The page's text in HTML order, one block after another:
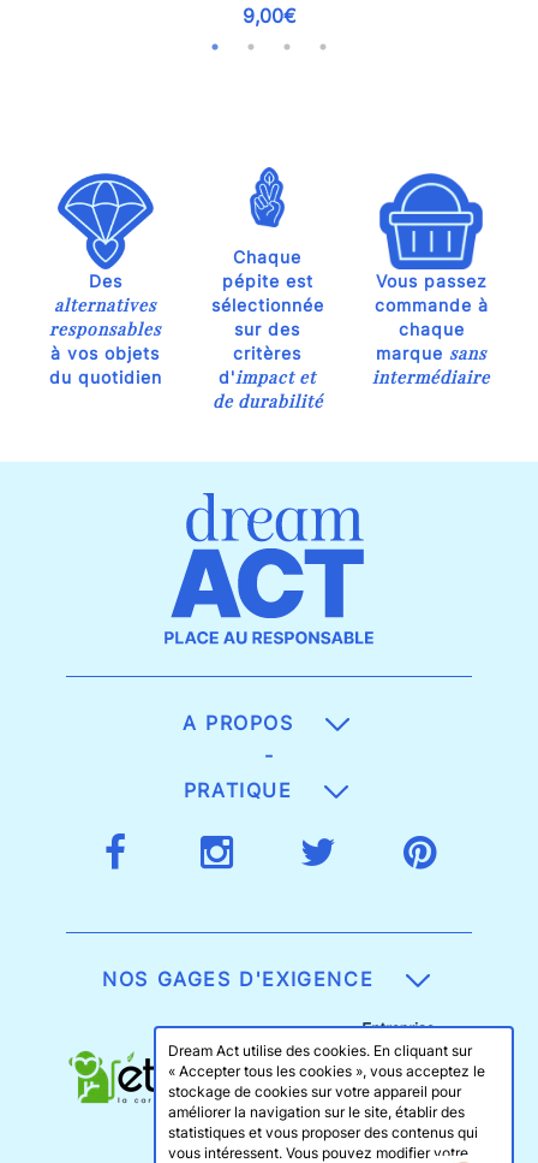
9,00€
Des
alternatives
responsables
à vos objets
du quotidien
Chaque
pépite est
sélectionnée
sur des
critères
d'impact et
de durabilité
Vous passez
commande à
chaque
marque sans
intermédiaire
A PROPOS
-
PRATIQUE
NOS GAGES D'EXIGENCE
Dream Act utilise des cookies. En cliquant sur
« Accepter tous les cookies », vous acceptez le
stockage de cookies sur votre appareil pour
améliorer la navigation sur le site, établir des
statistiques et vous proposer des contenus qui
vous intéressent. Vous pouvez modifier votre